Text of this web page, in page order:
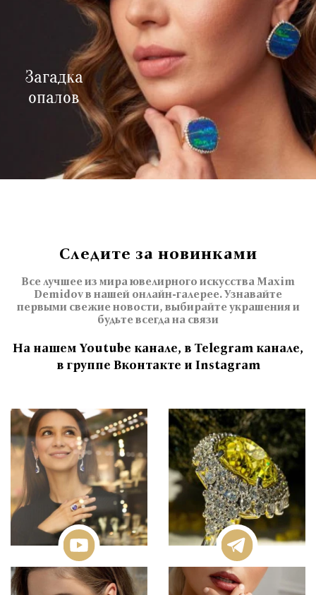
Загадка
опалов
Следите за новинками
Все лучшее из мира ювелирного искусства Maxim
Demidov в нашей онлайн-галерее. Узнавайте
первыми свежие новости, выбирайте украшения и
будьте всегда на связи
На нашем Youtube канале, в Telegram канале,
в группе Вконтакте и Instagram